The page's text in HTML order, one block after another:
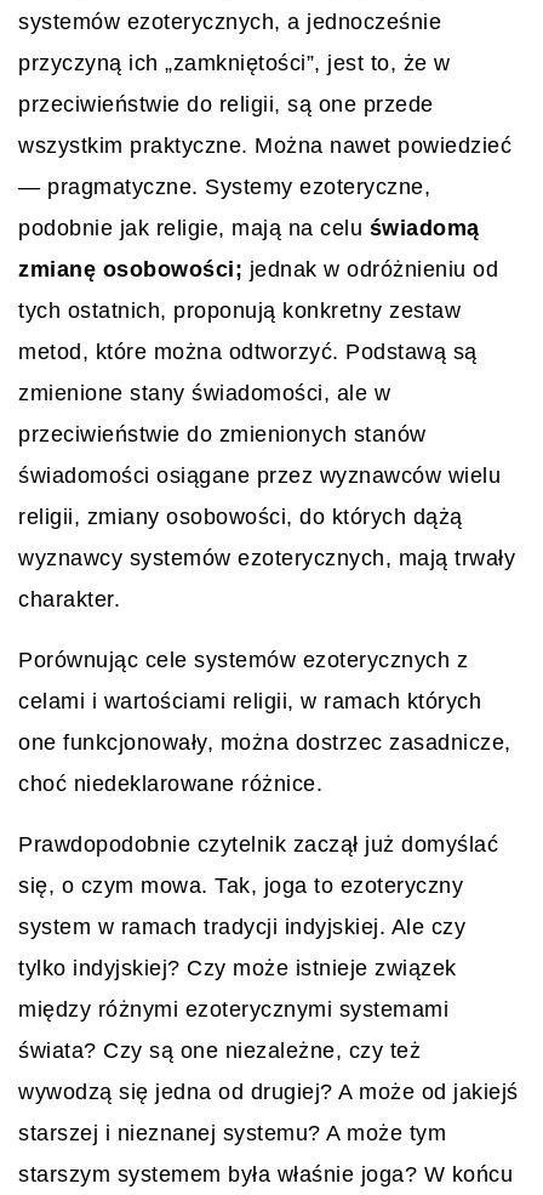
systemów ezoterycznych, a jednocześnie
przyczyną ich „zamkniętości”, jest to, że w
przeciwieństwie do religii, są one przede
wszystkim praktyczne. Można nawet powiedzieć
— pragmatyczne. Systemy ezoteryczne,
podobnie jak religie, mają na celu świadomą
zmianę osobowości; jednak w odróżnieniu od
tych ostatnich, proponują konkretny zestaw
metod, które można odtworzyć. Podstawą są
zmienione stany świadomości, ale w
przeciwieństwie do zmienionych stanów
świadomości osiągane przez wyznawców wielu
religii, zmiany osobowości, do których dążą
wyznawcy systemów ezoterycznych, mają trwały
charakter.
Porównując cele systemów ezoterycznych z
celami i wartościami religii, w ramach których
one funkcjonowały, można dostrzec zasadnicze,
choć niedeklarowane różnice.
Prawdopodobnie czytelnik zaczął już domyślać
się, o czym mowa. Tak, joga to ezoteryczny
system w ramach tradycji indyjskiej. Ale czy
tylko indyjskiej? Czy może istnieje związek
między różnymi ezoterycznymi systemami
świata? Czy są one niezależne, czy też
wywodzą się jedna od drugiej? A może od jakiejś
starszej i nieznanej systemu? A może tym
starszym systemem była właśnie joga? W końcu